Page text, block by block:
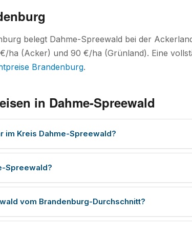
belegt Dahme-Spreewald bei der
ha (Acker) und 90 €/ha (Grünland). Eine
Brandenburg.
in Dahme-Spreewald
im Kreis Dahme-Spreewald?
Spreewald?
vom Brandenburg-Durchschnitt?